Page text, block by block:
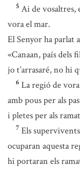
5 Ai de vosaltres,
vora el mar.
El Senyor ha parlat
«Canaan, país dels
jo t’arrasaré, no hi
6 La regió de
amb pous per als
i pletes per als
7 Els
ocuparan aquesta
hi portaran els